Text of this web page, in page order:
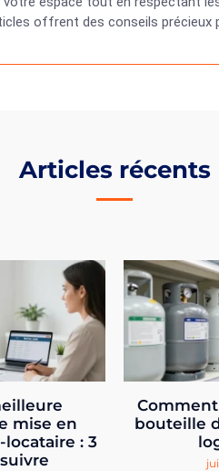
offrent des conseils précieux
Articles récents
mise en
: 3
bouteille